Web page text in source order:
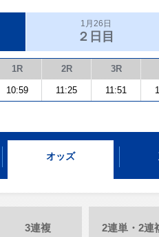
1月26日
２日目
1R 2R 3R
10:59 11:25 11:51
オッズ
3連複 2連単・2連